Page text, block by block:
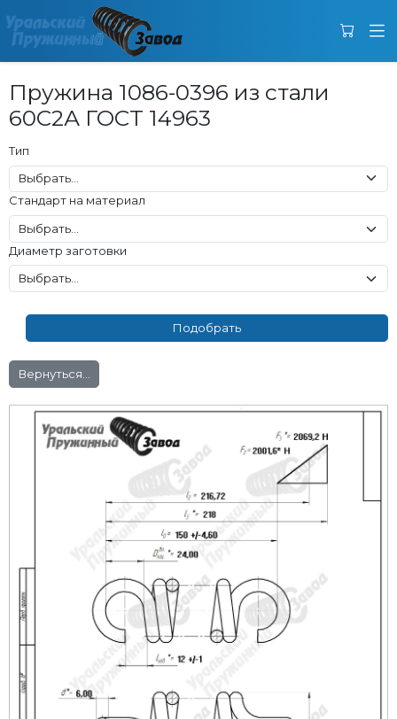
Пружина 1086-0396 из стали
60С2А ГОСТ 14963
Тип
Стандарт на материал
Диаметр заготовки
Вернуться...